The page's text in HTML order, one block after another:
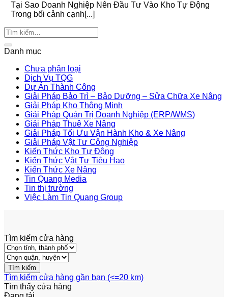
Tại Sao Doanh Nghiệp Nên Đầu Tư Vào Kho Tự Động
Trong bối cảnh cạnh[...]
Danh mục
Chưa phân loại
Dịch Vụ TQG
Dự Án Thành Công
Giải Pháp Bảo Trì – Bảo Dưỡng – Sửa Chữa Xe Nâng
Giải Pháp Kho Thông Minh
Giải Pháp Quản Trị Doanh Nghiệp (ERP/WMS)
Giải Pháp Thuê Xe Nâng
Giải Pháp Tối Ưu Vận Hành Kho & Xe Nâng
Giải Pháp Vật Tư Công Nghiệp
Kiến Thức Kho Tự Động
Kiến Thức Vật Tư Tiêu Hao
Kiến Thức Xe Nâng
Tin Quang Media
Tin thị trường
Việc Làm Tin Quang Group
Tìm kiếm cửa hàng
Tìm kiếm cửa hàng gần bạn (<=20 km)
Tìm thấy cửa hàng